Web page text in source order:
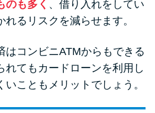
のも多く 、借り入れをしてい
るリスクを減らせます。
はコンビニATMからもできる
れてもカードローンを利用し
こともメリットでしょう。